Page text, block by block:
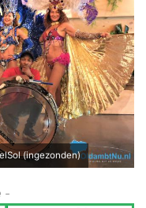
(ingezonden)
-